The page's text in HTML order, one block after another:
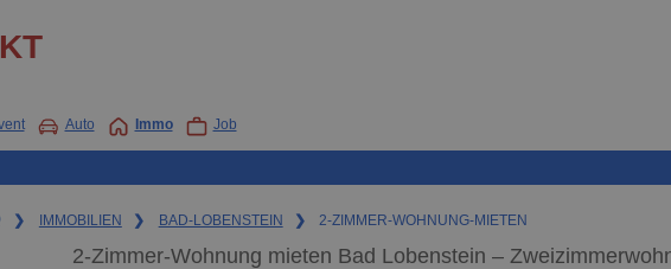
Auto Immo Job
❯ IMMOBILIEN ❯ BAD-LOBENSTEIN ❯ 2-ZIMMER-WOHNUNG-MIETEN
2-Zimmer-Wohnung mieten Bad Lobenstein –